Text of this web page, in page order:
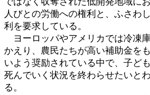
人びとの労働への権利と、ふさわ
利を要求している。
ヨーロッパやアメリカでは冷凍
かえり、農民たちが高い補助金を
いよう奨励されている中で、子ど
死んでいく状況を終わらせたいと
る。